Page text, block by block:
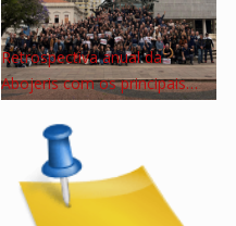
Retrospectiva anual da
Abojeris com os principais…